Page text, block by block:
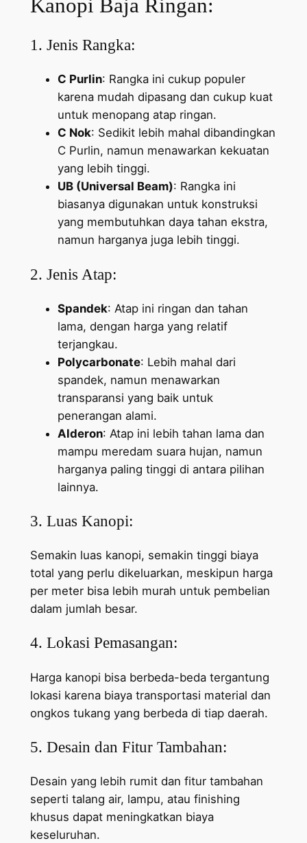
Kanopi Baja Ringan:
1. Jenis Rangka:
C Purlin: Rangka ini cukup populer
karena mudah dipasang dan cukup kuat
untuk menopang atap ringan.
C Nok: Sedikit lebih mahal dibandingkan
C Purlin, namun menawarkan kekuatan
yang lebih tinggi.
UB (Universal Beam): Rangka ini
biasanya digunakan untuk konstruksi
yang membutuhkan daya tahan ekstra,
namun harganya juga lebih tinggi.
2. Jenis Atap:
Spandek: Atap ini ringan dan tahan
lama, dengan harga yang relatif
terjangkau.
Polycarbonate: Lebih mahal dari
spandek, namun menawarkan
transparansi yang baik untuk
penerangan alami.
Alderon: Atap ini lebih tahan lama dan
mampu meredam suara hujan, namun
harganya paling tinggi di antara pilihan
lainnya.
3. Luas Kanopi:
Semakin luas kanopi, semakin tinggi biaya
total yang perlu dikeluarkan, meskipun harga
per meter bisa lebih murah untuk pembelian
dalam jumlah besar.
4. Lokasi Pemasangan:
Harga kanopi bisa berbeda-beda tergantung
lokasi karena biaya transportasi material dan
ongkos tukang yang berbeda di tiap daerah.
5. Desain dan Fitur Tambahan:
Desain yang lebih rumit dan fitur tambahan
seperti talang air, lampu, atau finishing
khusus dapat meningkatkan biaya
keseluruhan.